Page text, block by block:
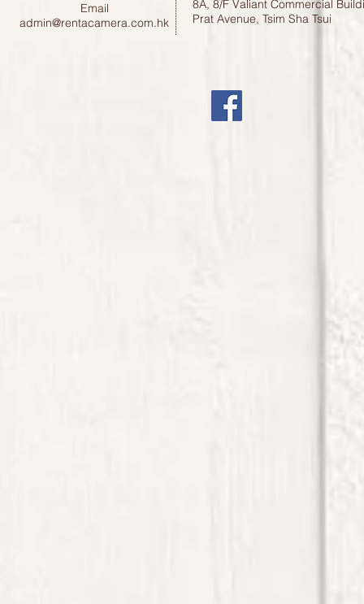
Email
admin@rentacamera.com.hk
8A, 8/F Valiant Commercial
Prat Avenue, Tsim Sha Tsui